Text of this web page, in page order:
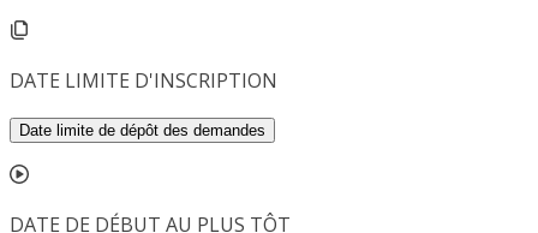
DATE LIMITE D'INSCRIPTION
Date limite de dépôt des demandes
DATE DE DÉBUT AU PLUS TÔT